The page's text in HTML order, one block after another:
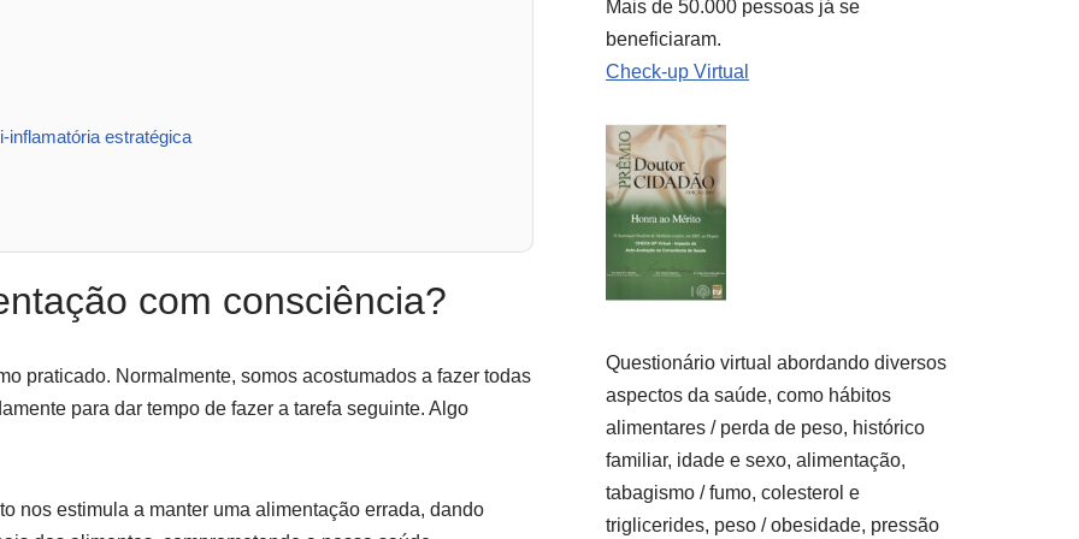
inflamatória estratégica
com consciência?
praticado. Normalmente, somos acostumados a fazer todas
para dar tempo de fazer a tarefa seguinte. Algo
nos estimula a manter uma alimentação errada, dando
Mais de 50.000 pessoas já se
beneficiaram.
Check-up Virtual
Questionário virtual abordando diversos
aspectos da saúde, como hábitos
alimentares / perda de peso, histórico
familiar, idade e sexo, alimentação,
tabagismo / fumo, colesterol e
triglicerides, peso / obesidade, pressão